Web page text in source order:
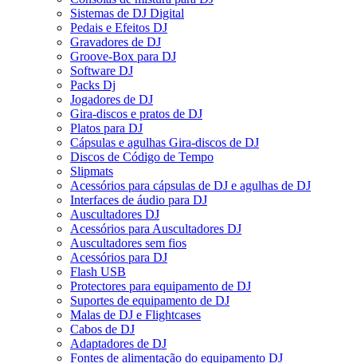
Sistemas de DJ Digital
Pedais e Efeitos DJ
Gravadores de DJ
Groove-Box para DJ
Software DJ
Packs Dj
Jogadores de DJ
Gira-discos e pratos de DJ
Platos para DJ
Cápsulas e agulhas Gira-discos de DJ
Discos de Código de Tempo
Slipmats
Acessórios para cápsulas de DJ e agulhas de DJ
Interfaces de áudio para DJ
Auscultadores DJ
Acessórios para Auscultadores DJ
Auscultadores sem fios
Acessórios para DJ
Flash USB
Protectores para equipamento de DJ
Suportes de equipamento de DJ
Malas de DJ e Flightcases
Cabos de DJ
Adaptadores de DJ
Fontes de alimentação do equipamento DJ